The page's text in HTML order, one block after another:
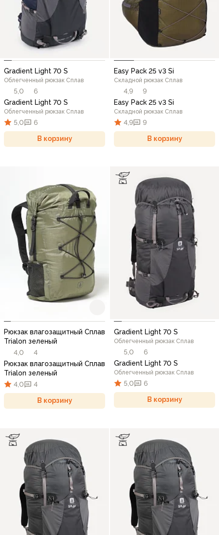
Gradient Light 70 S
Облегченный рюкзак Сплав
5,0
6
Gradient Light 70 S
Облегченный рюкзак Сплав
5,0 6
В корзину
Easy Pack 25 v3 Si
Складной рюкзак Сплав
4,9
9
Easy Pack 25 v3 Si
Складной рюкзак Сплав
4,9 9
В корзину
Рюкзак влагозащитный Сплав
Trialon зеленый
4,0
4
Рюкзак влагозащитный Сплав
Trialon зеленый
4,0
4
В корзину
Gradient Light 70 S
Облегченный рюкзак Сплав
5,0
6
Gradient Light 70 S
Облегченный рюкзак Сплав
5,0 6
В корзину